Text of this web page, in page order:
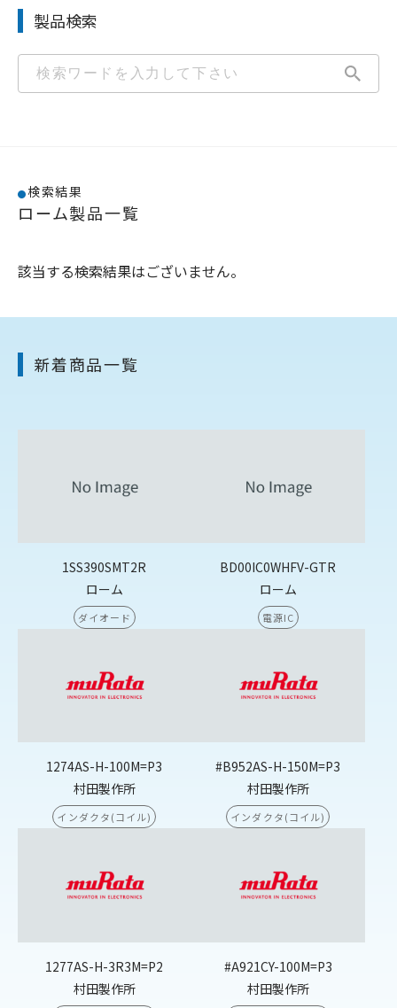
製品検索
検索結果
ローム製品一覧
該当する検索結果はございません。
新着商品一覧
1SS390SMT2R
ローム
ダイオード
BD00IC0WHFV-GTR
ローム
電源IC
1274AS-H-100M=P3
村田製作所
インダクタ(コイル)
#B952AS-H-150M=P3
村田製作所
インダクタ(コイル)
1277AS-H-3R3M=P2
村田製作所
#A921CY-100M=P3
村田製作所